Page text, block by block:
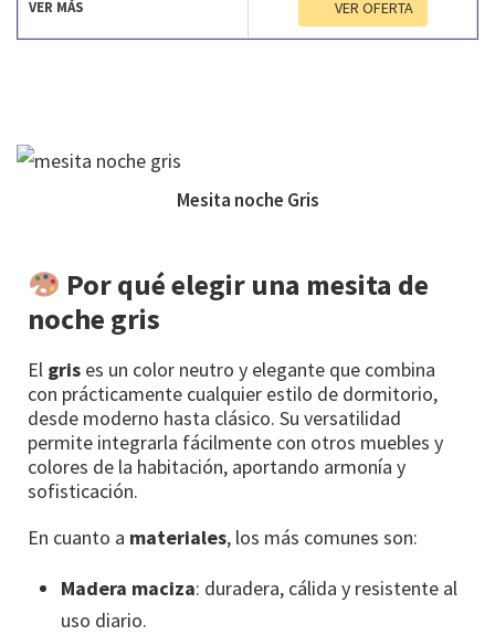
VER MÁS VER OFERTA
Mesita noche Gris
Por qué elegir una mesita de
noche gris
El gris es un color neutro y elegante que combina
con prácticamente cualquier estilo de dormitorio,
desde moderno hasta clásico. Su versatilidad
permite integrarla fácilmente con otros muebles y
colores de la habitación, aportando armonía y
sofisticación.
En cuanto a materiales, los más comunes son:
Madera maciza: duradera, cálida y resistente al
uso diario.